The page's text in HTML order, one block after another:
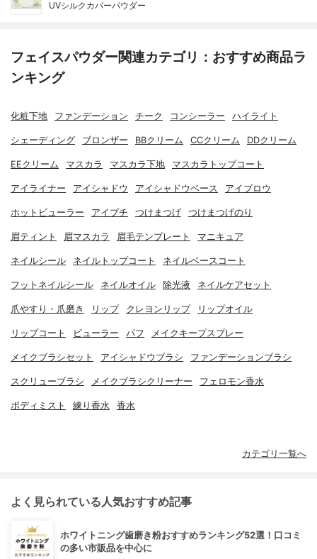
UVシルクカバーパウダー
フェイスパウダー関連カテゴリ：おすすめ商品ラ
ンキング
化粧下地 ファンデーション チーク コンシーラー ハイライト
シェーディング ブロンザー BBクリーム CCクリーム DDクリーム
EEクリーム マスカラ マスカラ下地 マスカラトップコート
アイライナー アイシャドウ アイシャドウベース アイブロウ
ホットビューラー アイプチ つけまつげ つけまつげのり
眉ティント 眉マスカラ 眉毛テンプレート マニキュア
ネイルシール ネイルトップコート ネイルベースコート
フットネイルシール ネイルオイル 除光液 ネイルケアセット
爪やすり・爪磨き リップ クレヨンリップ リップオイル
リップコート ビューラー パフ メイクキープスプレー
メイクブラシセット アイシャドウブラシ ファンデーションブラシ
スクリューブラシ メイクブラシクリーナー フェロモン香水
ボディミスト 練り香水 香水
カテゴリ一覧へ
よく見られている人気おすすめ記事
ホワイトニング歯磨き粉おすすめランキング52選！口コミ
の多い市販品を中心に